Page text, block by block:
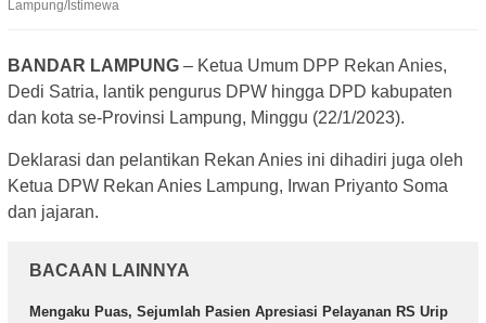
Lampung/Istimewa
BANDAR LAMPUNG – Ketua Umum DPP Rekan Anies,
Dedi Satria, lantik pengurus DPW hingga DPD kabupaten
dan kota se-Provinsi Lampung, Minggu (22/1/2023).
Deklarasi dan pelantikan Rekan Anies ini dihadiri juga oleh
Ketua DPW Rekan Anies Lampung, Irwan Priyanto Soma
dan jajaran.
BACAAN LAINNYA
Mengaku Puas, Sejumlah Pasien Apresiasi Pelayanan RS Urip